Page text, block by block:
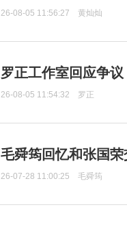
26-08-05 11:56:27 黄灿灿
罗正工作室回应争
26-08-05 11:54:32 罗正
毛舜筠回忆和张国
26-07-28 11:00:25 毛舜筠